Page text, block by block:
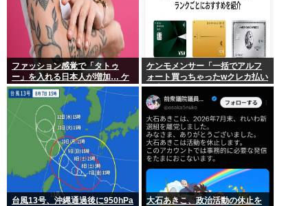
ファッション感覚で「タトゥ
ー」を入れる日本人が増加… ケ
ンモメンの意見を聞きたい。
ケンモメンサー「一括でアルフ
ォート買っちゃったwクレカ払い
で来月の俺ごめんねー」銀行
「デビットカードなんで即時引
き落としです」
台風13号、沖縄通過後に950hPa
大石あきこ、政治活動の休止を